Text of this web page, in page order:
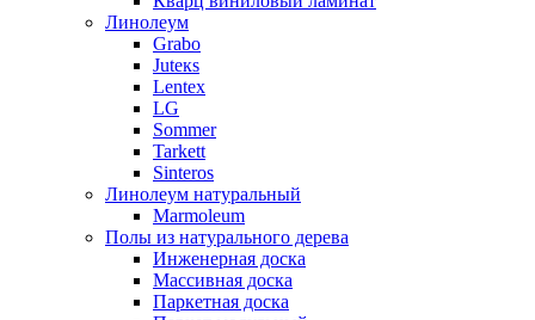
Линолеум
Grabo
Juteкs
Lentex
LG
Sommer
Tarkett
Sinteros
Линолеум натуральный
Marmoleum
Полы из натурального дерева
Инженерная доска
Массивная доска
Паркетная доска